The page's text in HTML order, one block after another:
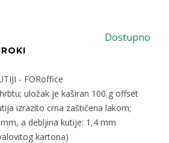
Dostupno
- FORoffice
uložak je kaširan 100 g offset
izrazito crna zaštičena lakom;
a debljina kutije: 1,4 mm
kartona)